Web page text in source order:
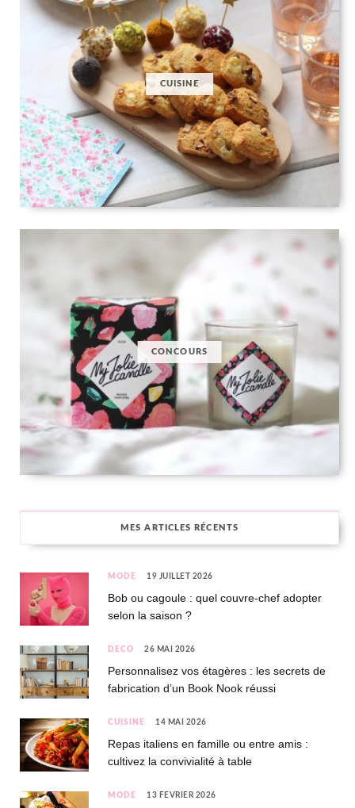
CUISINE
CONCOURS
MES ARTICLES RÉCENTS
MODE 19 JUILLET 2026
Bob ou cagoule : quel couvre-chef adopter
selon la saison ?
DÉCO 26 MAI 2026
Personnalisez vos étagères : les secrets de
fabrication d’un Book Nook réussi
CUISINE 14 MAI 2026
Repas italiens en famille ou entre amis :
cultivez la convivialité à table
MODE 13 FÉVRIER 2026